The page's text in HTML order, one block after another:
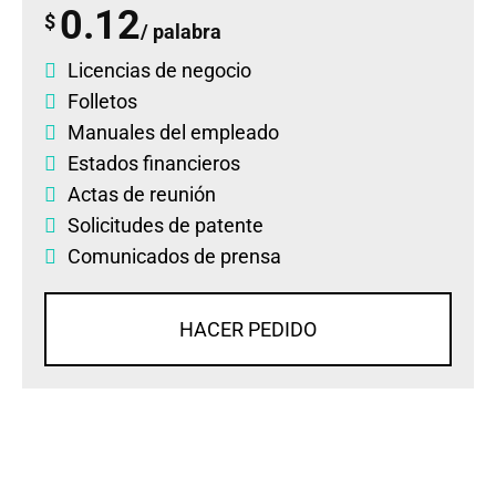
$ 0.12/ palabra
Licencias de negocio
Folletos
Manuales del empleado
Estados financieros
Actas de reunión
Solicitudes de patente
Comunicados de prensa
HACER PEDIDO